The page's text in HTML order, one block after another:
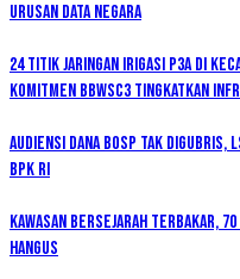
Urusan Data Negara
24 Titik Jaringan Irigasi P3A di
Komitmen BBWSC3 Tingkatkan
Audiensi Dana BOSP Tak Digubris,
BPK RI
Kawasan Bersejarah Terbakar, 70
Hangus